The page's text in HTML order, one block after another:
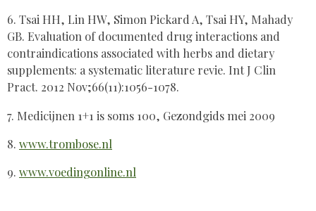
6. Tsai HH, Lin HW, Simon Pickard A, Tsai HY, Mahady
GB. Evaluation of documented drug interactions and
contraindications associated with herbs and dietary
supplements: a systematic literature revie. Int J Clin
Pract. 2012 Nov;66(11):1056-1078.
7. Medicijnen 1+1 is soms 100, Gezondgids mei 2009
8. www.trombose.nl
9. www.voedingonline.nl